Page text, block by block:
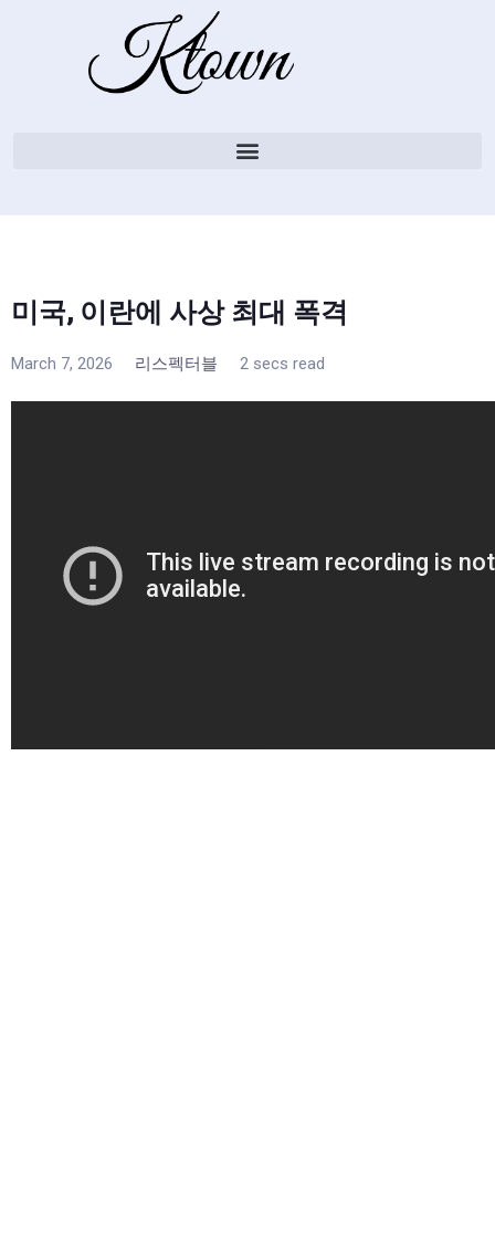
미국, 이란에 사상 최대 폭격
March 7, 2026 리스펙터블 2 secs read